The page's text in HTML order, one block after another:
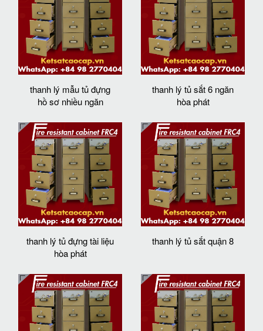
thanh lý mẫu tủ đựng
hồ sơ nhiều ngăn
thanh lý tủ sắt 6 ngăn
hòa phát
thanh lý tủ đựng tài liệu
hòa phát
thanh lý tủ sắt quận 8